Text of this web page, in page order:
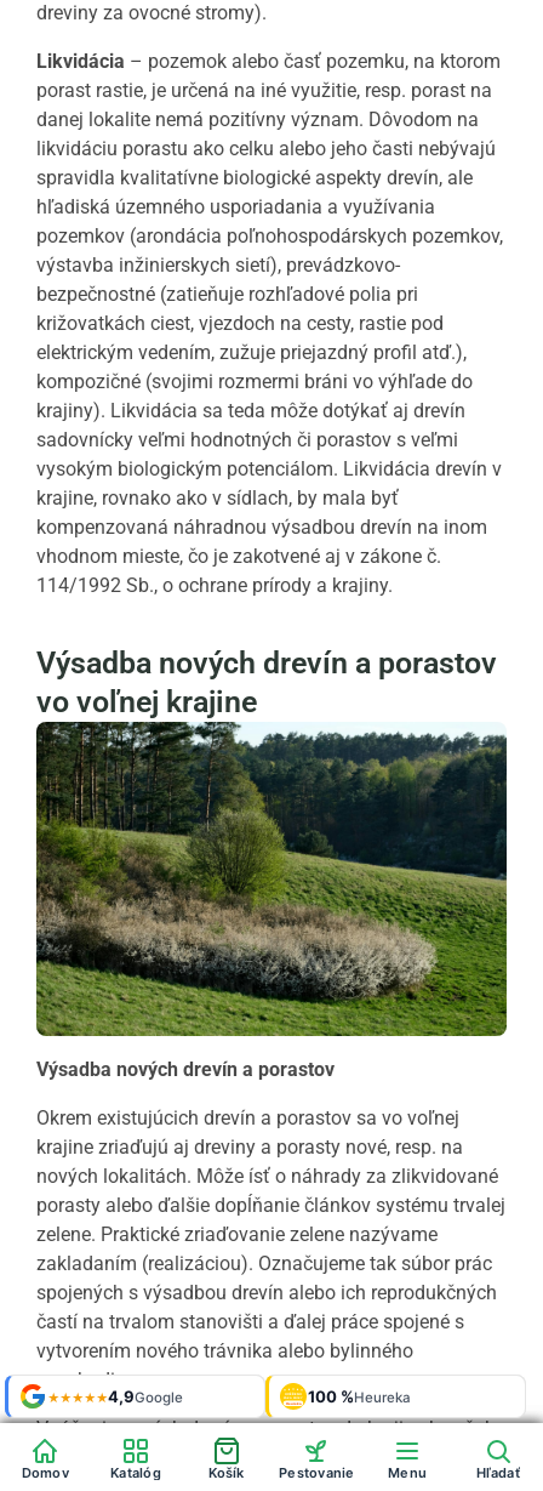
dreviny za ovocné stromy).
Likvidácia – pozemok alebo časť pozemku, na ktorom
porast rastie, je určená na iné využitie, resp. porast na
danej lokalite nemá pozitívny význam. Dôvodom na
likvidáciu porastu ako celku alebo jeho časti nebývajú
spravidla kvalitatívne biologické aspekty drevín, ale
hľadiská územného usporiadania a využívania
pozemkov (arondácia poľnohospodárskych pozemkov,
výstavba inžinierskych sietí), prevádzkovo-
bezpečnostné (zatieňuje rozhľadové polia pri
križovatkách ciest, vjezdoch na cesty, rastie pod
elektrickým vedením, zužuje priejazdný profil atď.),
kompozičné (svojimi rozmermi bráni vo výhľade do
krajiny). Likvidácia sa teda môže dotýkať aj drevín
sadovnícky veľmi hodnotných či porastov s veľmi
vysokým biologickým potenciálom. Likvidácia drevín v
krajine, rovnako ako v sídlach, by mala byť
kompenzovaná náhradnou výsadbou drevín na inom
vhodnom mieste, čo je zakotvené aj v zákone č.
114/1992 Sb., o ochrane prírody a krajiny.
Výsadba nových drevín a porastov
vo voľnej krajine
Výsadba nových drevín a porastov
Okrem existujúcich drevín a porastov sa vo voľnej
krajine zriaďujú aj dreviny a porasty nové, resp. na
nových lokalitách. Môže ísť o náhrady za zlikvidované
porasty alebo ďalšie dopĺňanie článkov systému trvalej
zelene. Praktické zriaďovanie zelene nazývame
zakladaním (realizáciou). Označujeme tak súbor prác
spojených s výsadbou drevín alebo ich reprodukčných
častí na trvalom stanovišti a ďalej práce spojené s
vytvorením nového trávnika alebo bylinného
poschodia.
Vnášanie nových drevín a porastov do krajiny by však
nemalo prebiehať živelne, ale vždy na základe
★★★★★4,9Google OVĚŘENO
ZÁKAZNÍKY
Heureka 100 %Heureka
Shop roku'24 + '25 Galerie925 fotek
Domov Katalóg Košík Pestovanie Menu Hľadať
★★★★★4,9Google OVĚŘENO
ZÁKAZNÍKY
Heureka 100 %Heureka
Shop roku'24 + '25 Galerie925 fotek
Domov Katalóg Košík Pestovanie Menu Hľadať